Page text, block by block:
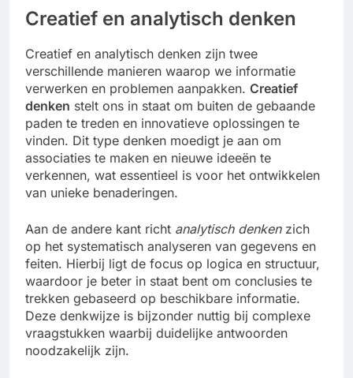
Creatief en analytisch denken
Creatief en analytisch denken zijn twee
verschillende manieren waarop we informatie
verwerken en problemen aanpakken. Creatief
denken stelt ons in staat om buiten de gebaande
paden te treden en innovatieve oplossingen te
vinden. Dit type denken moedigt je aan om
associaties te maken en nieuwe ideeën te
verkennen, wat essentieel is voor het ontwikkelen
van unieke benaderingen.
Aan de andere kant richt analytisch denkenzich
op het systematisch analyseren van gegevens en
feiten. Hierbij ligt de focus op logica en structuur,
waardoor je beter in staat bent om conclusies te
trekken gebaseerd op beschikbare informatie.
Deze denkwijze is bijzonder nuttig bij complexe
vraagstukken waarbij duidelijke antwoorden
noodzakelijk zijn.